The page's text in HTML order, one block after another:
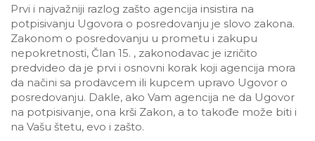
Prvi i najvažniji razlog zašto agencija insistira na
potpisivanju Ugovora o posredovanju je slovo zakona.
Zakonom o posredovanju u prometu i zakupu
nepokretnosti, Član 15. , zakonodavac je izričito
predvideo da je prvi i osnovni korak koji agencija mora
da načini sa prodavcem ili kupcem upravo Ugovor o
posredovanju. Dakle, ako Vam agencija ne da Ugovor
na potpisivanje, ona krši Zakon, a to takođe može biti i
na Vašu štetu, evo i zašto.